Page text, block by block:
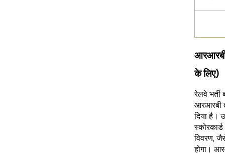
के लिए)
रेलवे भर्ती
आरआरबी
दिया है।
विवरण,
होगा।